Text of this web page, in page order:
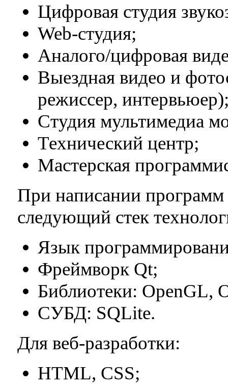
Цифровая студия
Web-студия;
Аналого/цифровая
Выездная видео и
режиссер,
Студия мультимедиа
Технический центр;
Мастерская
При написании программ
следующий стек
Язык
Фреймворк Qt;
Библиотеки: OpenGL,
СУБД: SQLite.
Для веб-разработки:
HTML, CSS;